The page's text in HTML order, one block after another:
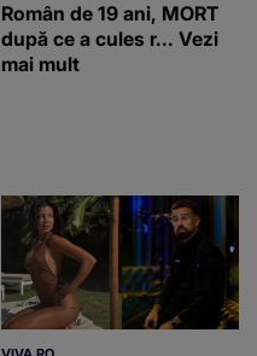
Român de 19 ani, MORT
după ce a cules r... Vezi
mai mult